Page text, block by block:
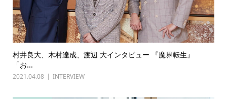
村井良大、木村達成、渡辺 大インタビュー 『魔界転生』
「お...
2021.04.08 INTERVIEW